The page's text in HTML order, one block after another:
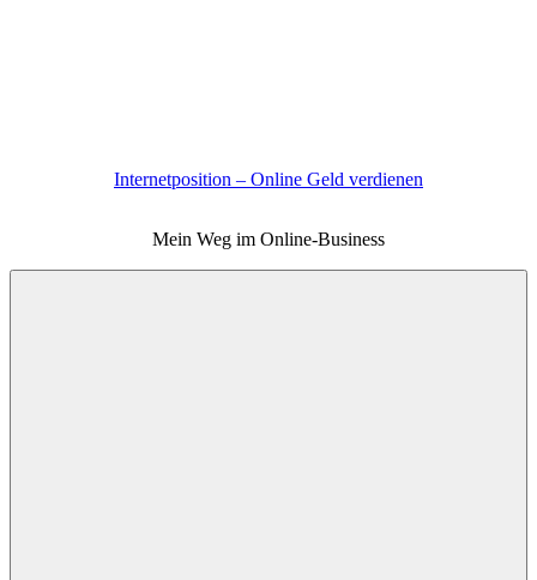
Internetposition – Online Geld verdienen
Mein Weg im Online-Business